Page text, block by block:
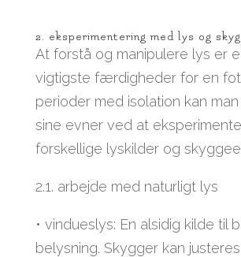
2. eksperimentering med lys og
At forstå og manipulere lys er
vigtigste færdigheder for en
perioder med isolation kan
sine evner ved at
forskellige lyskilder og
2.1. arbejde med naturligt lys
• vindueslys: En alsidig kilde til
belysning. Skygger kan